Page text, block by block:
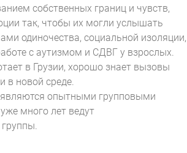
собственных границ и чувств,
так, чтобы их могли услышать
одиночества, социальной изоляции,
с аутизмом и СДВГ у взрослых.
в Грузии, хорошо знает вызовы
в новой среде.
опытными групповыми
много лет ведут
группы.